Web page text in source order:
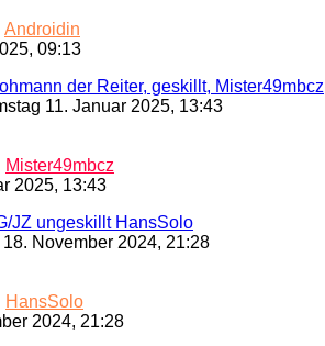
Androidin
09:13
der Reiter, geskillt, Mister49mbcz
11. Januar 2025, 13:43
Mister49mbcz
2025, 13:43
JZ ungeskillt HansSolo
18. November 2024, 21:28
HansSolo
2024, 21:28